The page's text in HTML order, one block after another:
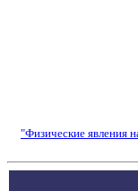
"Физические явления